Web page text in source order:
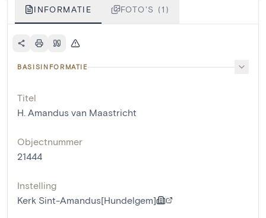
INFORMATIE FOTO'S (1)
BASISINFORMATIE
Titel
H. Amandus van Maastricht
Objectnummer
21444
Instelling
Kerk Sint-Amandus[Hundelgem]